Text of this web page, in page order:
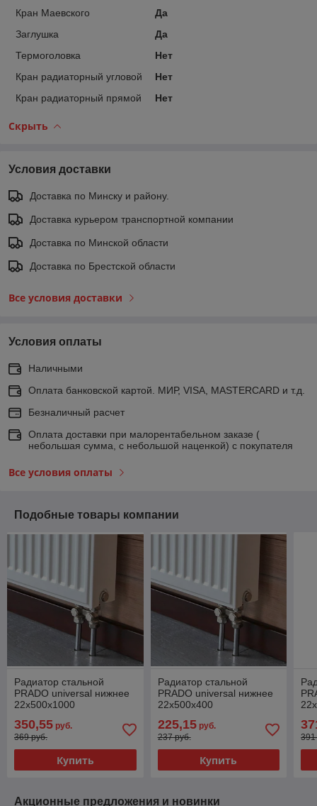
Кран Маевского
Да
Заглушка
Да
Термоголовка
Нет
Кран радиаторный угловой
Нет
Кран радиаторный прямой
Нет
Скрыть
Условия доставки
Доставка по Минску и району.
Доставка курьером транспортной компании
Доставка по Минской области
Доставка по Брестской области
Все условия доставки
Условия оплаты
Наличными
Оплата банковской картой. МИР, VISA, MASTERCARD и т.д.
Безналичный расчет
Оплата доставки при малорентабельном заказе (
небольшая сумма, с небольшой наценкой) с покупателя
Все условия оплаты
Подобные товары компании
Радиатор стальной
PRADO universal нижнее
22х500x1000
350,55 руб.
369 руб.
Купить
Радиатор стальной
PRADO universal нижнее
22х500x400
225,15руб.
237 руб.
Купить
391
Акционные предложения и новинки